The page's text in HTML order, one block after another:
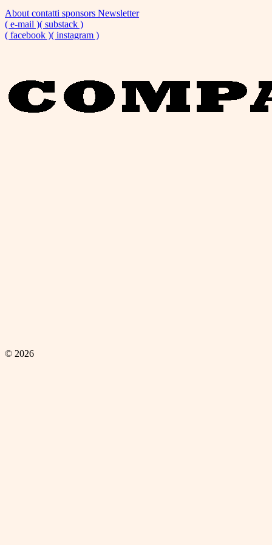
About contatti sponsors Newsletter
( e-mail )( substack )
( facebook )( instagram )
© 2026